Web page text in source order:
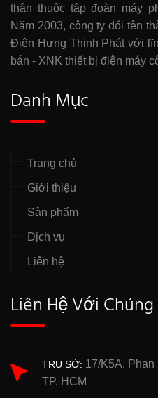
thân thuộc tập đoàn máy
Năm 2003, công ty đổi tên
Điện Hưng Thịnh Phát với
bán - XNK thiết bị điện máy
Danh Mục
Trang chủ
Giới thiệu
Sản phẩm
Dịch vụ
Liên hệ
Liên Hệ Với Chúng
TRỤ SỞ: 17/K5A, Phan
TP. HCM